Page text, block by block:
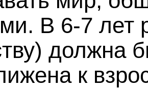
В 6-7 лет
должна
к